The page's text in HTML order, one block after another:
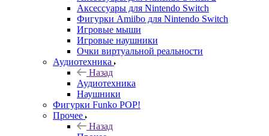
Аксессуары для Nintendo Switch
Фигурки Amiibo для Nintendo Switch
Игровые мыши
Игровые наушники
Очки виртуальной реальности
Аудиотехника
Назад
Аудиотехника
Наушники
Фигурки Funko POP!
Прочее
Назад